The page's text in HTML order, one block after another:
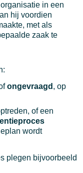
in een
hij voordien
met als
zaak te
ongevraagd , op
of een
wordt
plegen bijvoorbeeld